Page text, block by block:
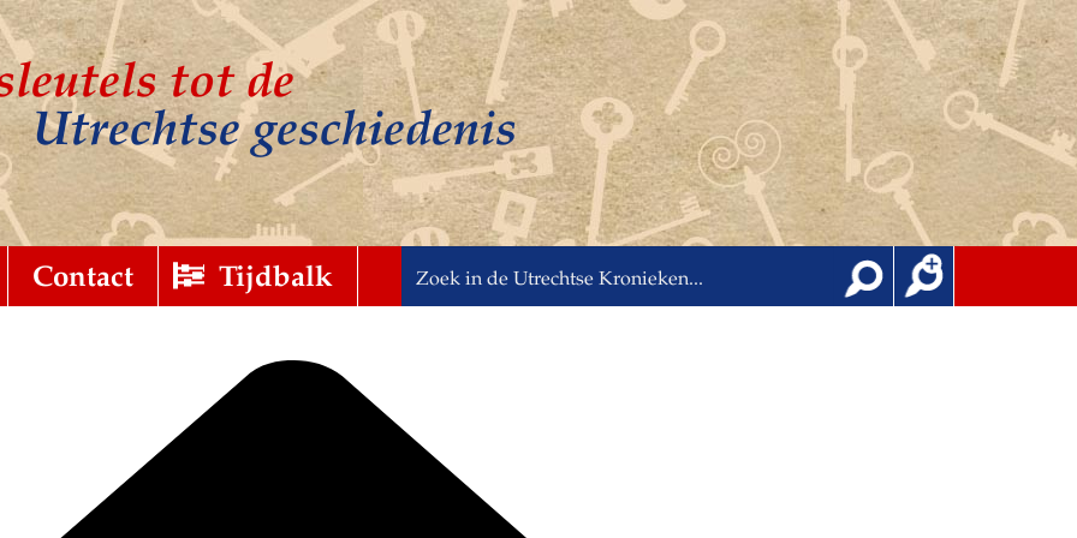
tot de
Utrechtse geschiedenis
Contact Tijdbalk